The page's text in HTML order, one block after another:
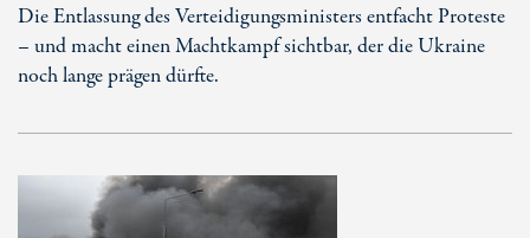
Die Entlassung des Verteidigungsministers entfacht Proteste
– und macht einen Machtkampf sichtbar, der die Ukraine
noch lange prägen dürfte.